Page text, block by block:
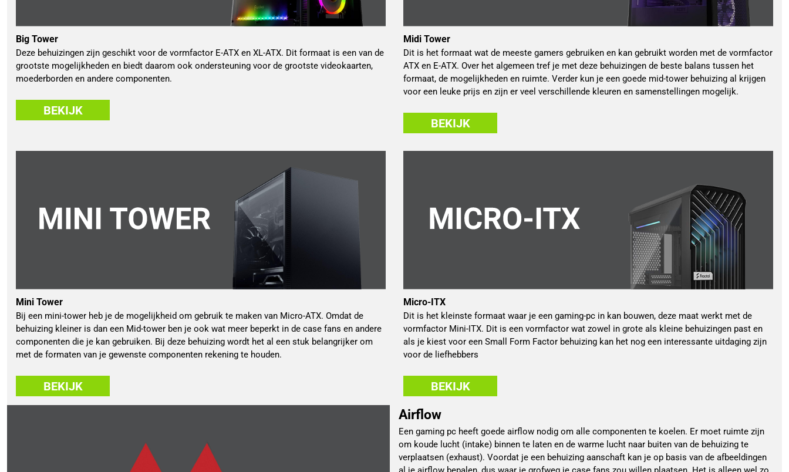
Big Tower
Deze behuizingen zijn geschikt voor de vormfactor E-ATX en XL-ATX. Dit formaat is een van de
grootste mogelijkheden en biedt daarom ook ondersteuning voor de grootste videokaarten,
moederborden en andere componenten.
BEKIJK
Midi Tower
Dit is het formaat wat de meeste gamers gebruiken en kan gebruikt worden met de vormfactor
ATX en E-ATX. Over het algemeen tref je met deze behuizingen de beste balans tussen het
formaat, de mogelijkheden en ruimte. Verder kun je een goede mid-tower behuizing al krijgen
voor een leuke prijs en zijn er veel verschillende kleuren en samenstellingen mogelijk.
BEKIJK
Mini Tower
Bij een mini-tower heb je de mogelijkheid om gebruik te maken van Micro-ATX. Omdat de
behuizing kleiner is dan een Mid-tower ben je ook wat meer beperkt in de case fans en andere
componenten die je kan gebruiken. Bij deze behuizing wordt het al een stuk belangrijker om
met de formaten van je gewenste componenten rekening te houden.
BEKIJK
Micro-ITX
Dit is het kleinste formaat waar je een gaming-pc in kan bouwen, deze maat werkt met de
vormfactor Mini-ITX. Dit is een vormfactor wat zowel in grote als kleine behuizingen past en
als je kiest voor een Small Form Factor behuizing kan het nog een interessante uitdaging zijn
voor de liefhebbers
BEKIJK
Airflow
Een gaming pc heeft goede airflow nodig om alle componenten te koelen. Er moet ruimte zijn
om koude lucht (intake) binnen te laten en de warme lucht naar buiten van de behuizing te
verplaatsen (exhaust). Voordat je een behuizing aanschaft kan je op basis van de afbeeldingen